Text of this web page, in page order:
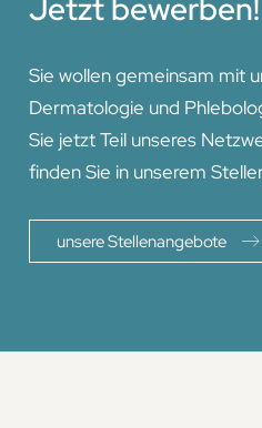
Jetzt bewerben!
Sie wollen gemeinsam mit
Dermatologie und
Sie jetzt Teil unseres
finden Sie in unserem
unsere Stellenangebote